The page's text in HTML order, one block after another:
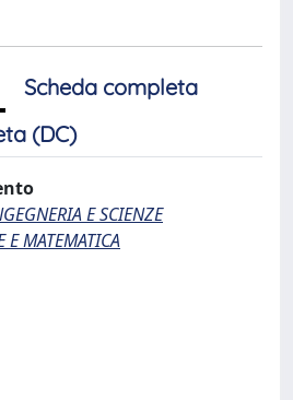
Scheda completa
(DC)
E SCIENZE
E MATEMATICA